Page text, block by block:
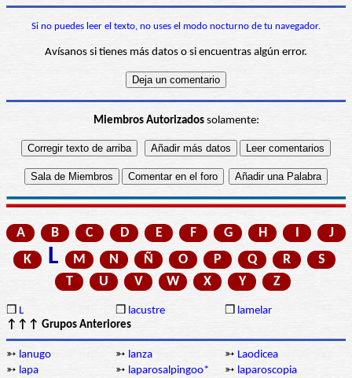
Si no puedes leer el texto, no uses el modo nocturno de tu navegador.
Avísanos si tienes más datos o si encuentras algún error.
Miembros Autorizadossolamente:
A B C D E F G H I
J
K
L M N Ñ O P Q R
S
T
U V W X Y Z
❒ L ❒ lacustre ❒ lamelar
↑↑↑ Grupos Anteriores
➳ lanugo ➳ lanza ➳ Laodicea
➳ lapa ➳ laparosalpingoo* ➳ laparoscopia